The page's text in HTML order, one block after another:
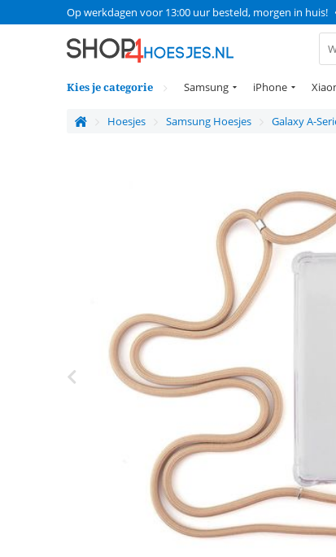
Op werkdagen voor 13:00 uur besteld, morgen in huis!
Kies je categorie Samsung iPhone
Hoesjes Samsung Hoesjes Galaxy A-